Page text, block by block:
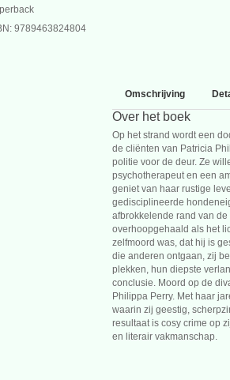
9789463824804
Omschrijving
Over het boek
Op het strand wordt een
de cliënten van Patricia
politie voor de deur. Ze
psychotherapeut en een
geniet van haar rustige
gedisciplineerde
afbrokkelende rand van
overhoopgehaald als het
zelfmoord was, dat hij is
die anderen ontgaan, zij
plekken, hun diepste
conclusie. Moord op de
Philippa Perry. Met haar
waarin zij geestig,
resultaat is cosy crime op
en literair vakmanschap.